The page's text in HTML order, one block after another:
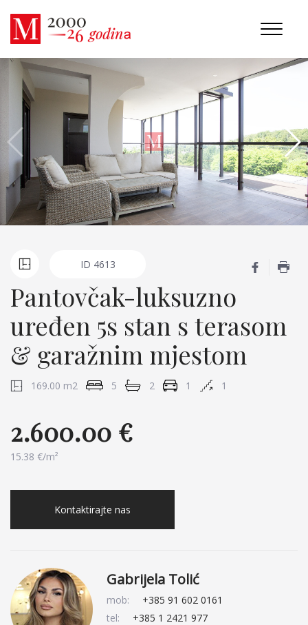
ID 4613
Pantovčak-luksuzno
uređen 5s stan s terasom
& garažnim mjestom
169.00 m2 5 2 1 1
2.600.00 €
15.38 €/m²
Kontaktirajte nas
Gabrijela Tolić
mob:
+385 91 602 0161
tel:
+385 1 2421 977